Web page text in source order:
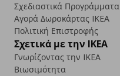
Σχεδιαστικά Προγράμματα
Αγορά Δωρoκάρτας IKEA
Πολιτική Επιστροφής
Σχετικά με την IKEA
Γνωρίζοντας την IKEA
Βιωσιμότητα